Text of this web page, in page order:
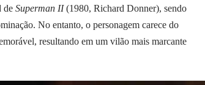
de Superman II(1980, Richard Donner), sendo
No entanto, o personagem carece do
resultando em um vilão mais marcante